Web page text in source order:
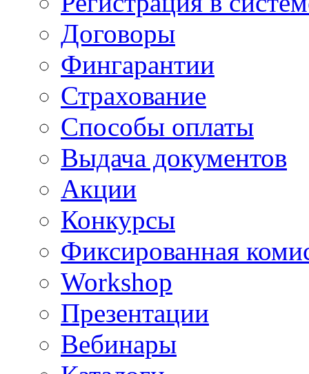
Договоры
Фингарантии
Страхование
Способы оплаты
Выдача документов
Акции
Конкурсы
Фиксированная
Workshop
Презентации
Вебинары